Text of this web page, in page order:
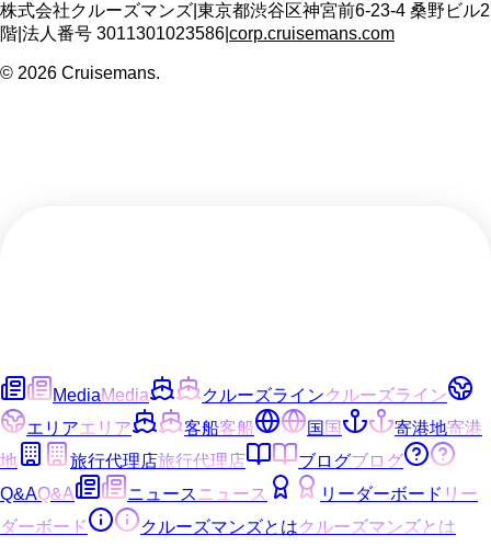
株式会社クルーズマンズ 東京都渋谷区神宮前6-23-4 桑野ビル2
階 法人番号 3011301023586 corp.cruisemans.com
© 2026 Cruisemans.
MediaMedia クルーズラインクルーズライン
エリアエリア 客船客船 国国 寄港地寄港
地
旅行代理店旅行代理店 ブログブログ
Q&AQ&A ニュース ニュース リーダーボード リー
ダーボード
クルーズマンズとはクルーズマンズとは